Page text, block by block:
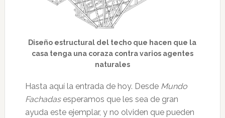
Diseño estructural del techo que hacen que la
casa tenga una coraza contra varios agentes
naturales
Hasta aquí la entrada de hoy. Desde Mundo
Fachadasesperamos que les sea de gran
ayuda este ejemplar, y no olviden que pueden